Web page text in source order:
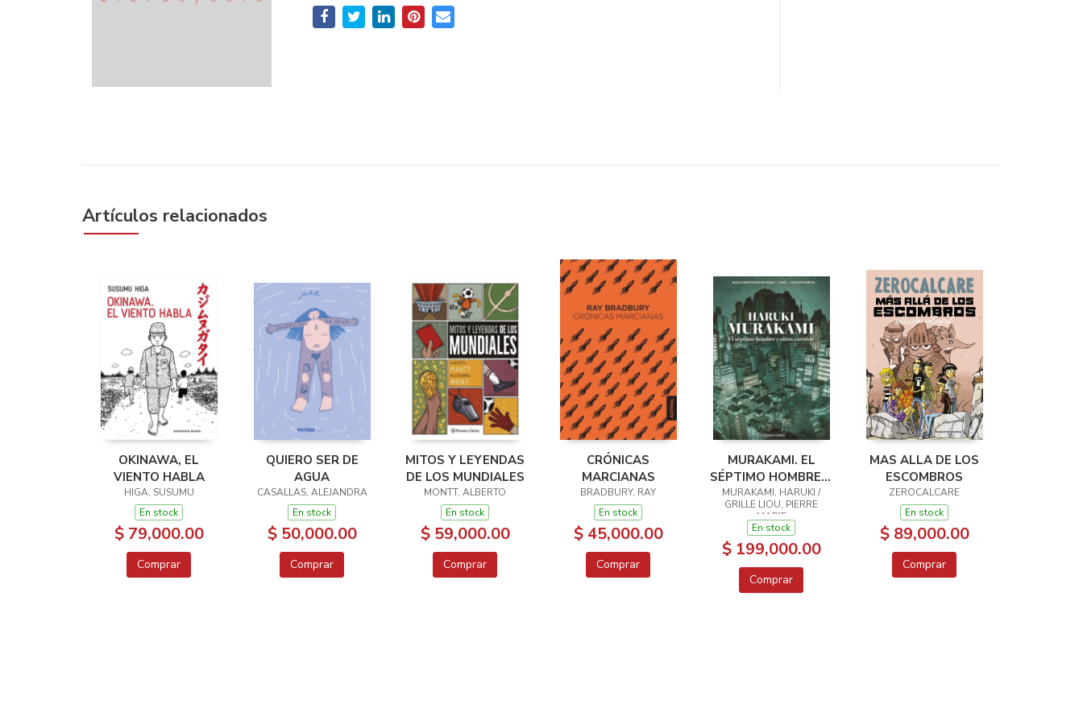
Artículos relacionados
OKINAWA, EL
VIENTO HABLA
HIGA, SUSUMU
En stock
$ 79,000.00
Comprar
QUIERO SER DE
AGUA
CASALLAS, ALEJANDRA
En stock
$ 50,000.00
Comprar
MITOS Y LEYENDAS
DE LOS MUNDIALES
MONTT, ALBERTO
En stock
$ 59,000.00
Comprar
CRÓNICAS
MARCIANAS
BRADBURY, RAY
En stock
$ 45,000.00
Comprar
MURAKAMI. EL
SÉPTIMO HOMBRE Y
OTROS CUENTOS
MURAKAMI, HARUKI /
GRILLE LIOU, PIERRE
MARIE
En stock
$ 199,000.00
Comprar
MAS ALLA DE LOS
ESCOMBROS
ZEROCALCARE
En stock
$ 89,000.00
Comprar